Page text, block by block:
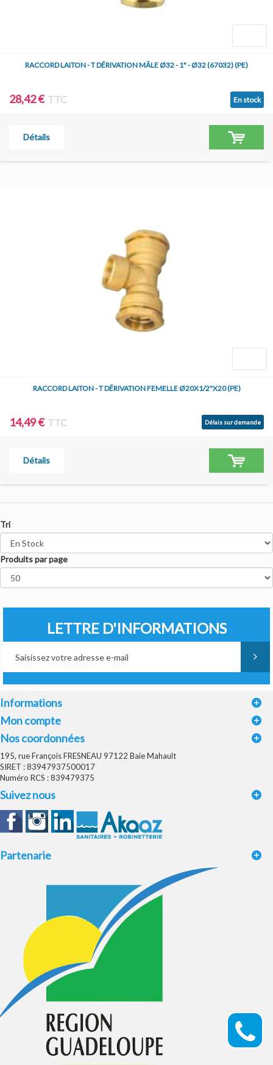
RACCORD LAITON - T DÉRIVATION MÂLE Ø32 - 1" - Ø32 (67032) (PE)
28,42 € TTC En stock
Détails
RACCORD LAITON - T DÉRIVATION FEMELLE Ø20X1/2"X20 (PE)
14,49 € TTC Délais sur demande
Détails
Tri
Produits par page
LETTRE D'INFORMATIONS
Informations
Mon compte
Nos coordonnées
195, rue François FRESNEAU 97122 Baie Mahault
SIRET : 83947937500017
Numéro RCS : 839479375
Suivez nous
Partenarie